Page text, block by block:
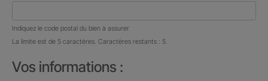
Nombre de caractères restants :
Indiquez le code postal du bien à assurer
La limite est de 5 caractères. Caractères restants : 5.
Vos informations :